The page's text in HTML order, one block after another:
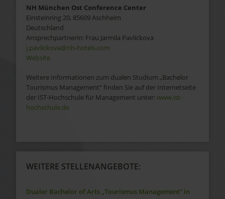
NH München Ost Conference Center
Einsteinring 20, 85609Aschheim
Deutschland
Ansprechpartnerin: Frau Jarmila Pavlickova
j.pavlickova@nh-hotels.com
Website
Weitere Informationen zum dualen Studium „Bachelor
Tourismus Management“ finden Sie auf der Internetseite
der IST-Hochschule für Management unter: www.ist-
hochschule.de
WEITERE STELLENANGEBOTE:
Dualer Bachelor of Arts „Tourismus Management“ in